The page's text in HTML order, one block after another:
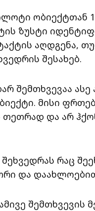
ობიექტთან
ზუსტი
აღდგენა,
შესახებ.
შემთხვევაა
მისი
და არ
რაც
და
შემთხვევის